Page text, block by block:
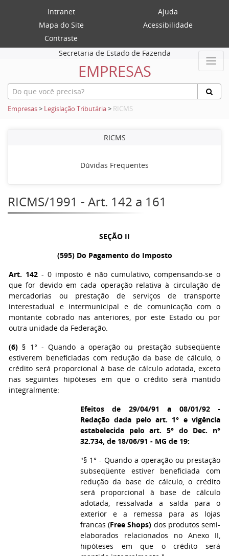
Intranet
Ajuda
Mapa do Site
Acessibilidade
Contraste
Secretaria de Estado de Fazenda
EMPRESAS
Empresas> Legislação Tributária> RICMS
RICMS
Dúvidas Frequentes
RICMS/1991 - Art. 142 a 161
SEÇÃO II
(595) Do Pagamento do Imposto
Art. 142 - 0 imposto é não cumulativo, compensando-se o
que for devido em cada operação relativa à circulação de
mercadorias ou prestação de serviços de transporte
interestadual e intermunicipal e de comunicação com o
montante cobrado nas anteriores, por este Estado ou por
outra unidade da Federação.
(6) § 1° - Quando a operação ou prestação subseqüente
estiverem beneficiadas com redução da base de cálculo, o
crédito será proporcional à base de cálculo adotada, exceto
nas seguintes hipóteses em que o crédito será mantido
integralmente:
Efeitos de 29/04/91 a 08/01/92 -
Redação dada pelo art. 1° e vigência
estabelecida pelo art. 5° do Dec. n°
32.734, de 18/06/91 - MG de 19:
"§ 1° - Quando a operação ou prestação
subseqüente estiver beneficiada com
redução da base de cálculo, o crédito
será proporcional à base de cálculo
adotada, ressalvada a saída para o
exterior e a remessa para as lojas
francas (Free Shops) dos produtos semi-
elaborados relacionados no Anexo II,
hipóteses em que o crédito será